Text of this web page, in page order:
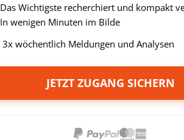
Das Wichtigste recherchiert und kompakt
In wenigen Minuten im Bilde
3x wöchentlich Meldungen und Analysen
JETZT ZUGANG SICHERN